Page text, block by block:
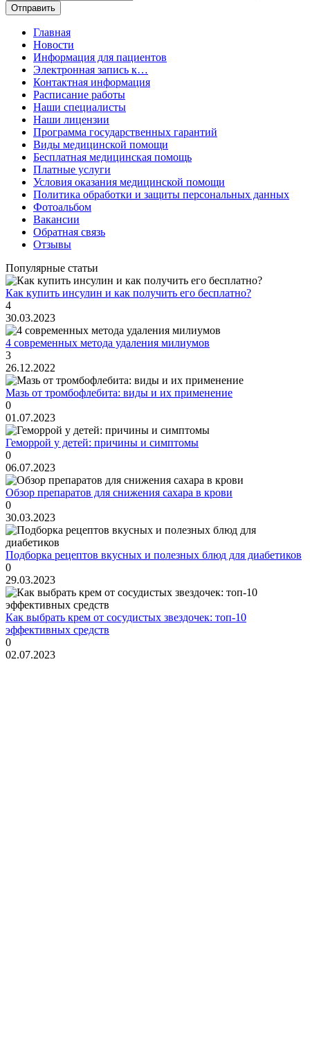
Главная
Новости
Информация для пациентов
Электронная запись к…
Контактная информация
Расписание работы
Наши специалисты
Наши лицензии
Программа государственных гарантий
Виды медицинской помощи
Бесплатная медицинская помощь
Платные услуги
Условия оказания медицинской помощи
Политика обработки и защиты персональных данных
Фотоальбом
Вакансии
Обратная связь
Отзывы
Популярные статьи
Как купить инсулин и как получить его бесплатно?
4
30.03.2023
4 современных метода удаления милиумов
3
26.12.2022
Мазь от тромбофлебита: виды и их применение
0
01.07.2023
Геморрой у детей: причины и симптомы
0
06.07.2023
Обзор препаратов для снижения сахара в крови
0
30.03.2023
Подборка рецептов вкусных и полезных блюд для диабетиков
0
29.03.2023
Как выбрать крем от сосудистых звездочек: топ-10
эффективных средств
0
02.07.2023